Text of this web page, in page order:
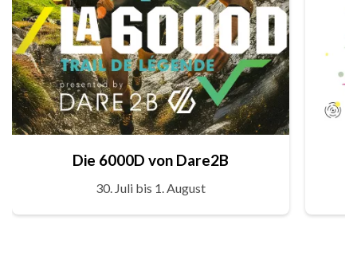
Die 6000D von Dare2B
30. Juli bis 1. August